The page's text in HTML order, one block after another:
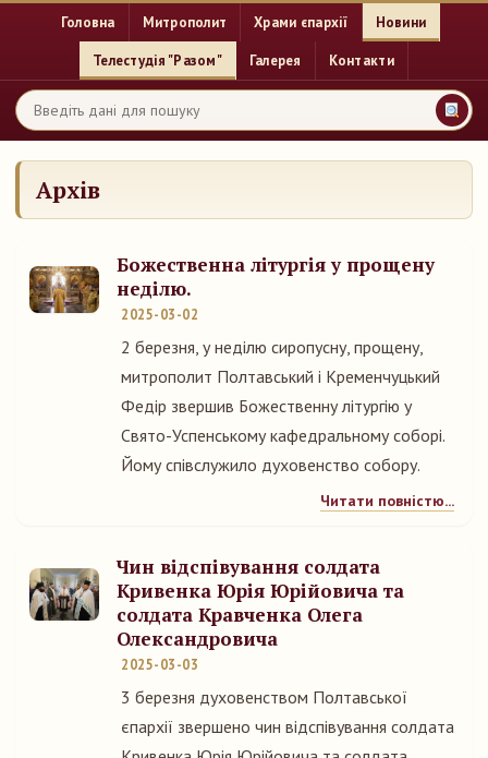
Головна Митрополит Храми єпархії Новини
Телестудія "Разом" Галерея Контакти
Архів
Божественна літургія у прощену
неділю.
2025-03-02
2 березня, у неділю сиропусну, прощену,
митрополит Полтавський і Кременчуцький
Федір звершив Божественну літургію у
Свято-Успенському кафедральному соборі.
Йому співслужило духовенство собору.
Читати повністю...
Чин відспівування солдата
Кривенка Юрія Юрійовича та
солдата Кравченка Олега
Олександровича
2025-03-03
3 березня духовенством Полтавської
єпархії звершено чин відспівування солдата